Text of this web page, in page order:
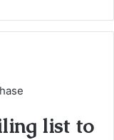
list to